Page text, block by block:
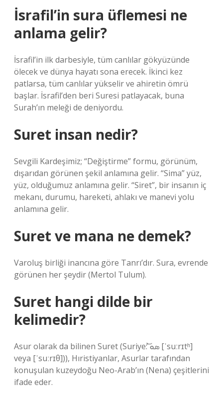
İsrafil’in sura üflemesi ne
anlama gelir?
İsrafil’in ilk darbesiyle, tüm canlılar gökyüzünde
ölecek ve dünya hayatı sona erecek. İkinci kez
patlarsa, tüm canlılar yükselir ve ahiretin ömrü
başlar. İsrafil’den beri Suresi patlayacak, buna
Surah’ın meleği de deniyordu.
Suret insan nedir?
Sevgili Kardeşimiz; “Değiştirme” formu, görünüm,
dışarıdan görünen şekil anlamına gelir. “Sima” yüz,
yüz, olduğumuz anlamına gelir. “Siret”, bir insanın iç
mekanı, durumu, hareketi, ahlakı ve manevi yolu
anlamına gelir.
Suret ve mana ne demek?
Varoluş birliği inancına göre Tanrı’dır. Sura, evrende
görünen her şeydir (Mertol Tulum).
Suret hangi dilde bir
kelimedir?
Asur olarak da bilinen Suret (Suriye: ܣܘͪͬ͝ [ˈsuːrɪtʰ]
veya [ˈsuːrɪθ])), Hıristiyanlar, Asurlar tarafından
konuşulan kuzeydoğu Neo-Arab’ın (Nena) çeşitlerini
ifade eder.